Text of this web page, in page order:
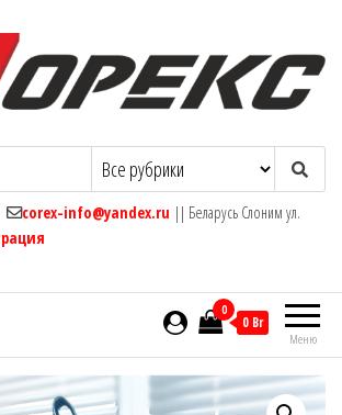
Интернет- магазин
corex-info@yandex.ru || Беларусь Слоним ул.
Меню
0
0 Br